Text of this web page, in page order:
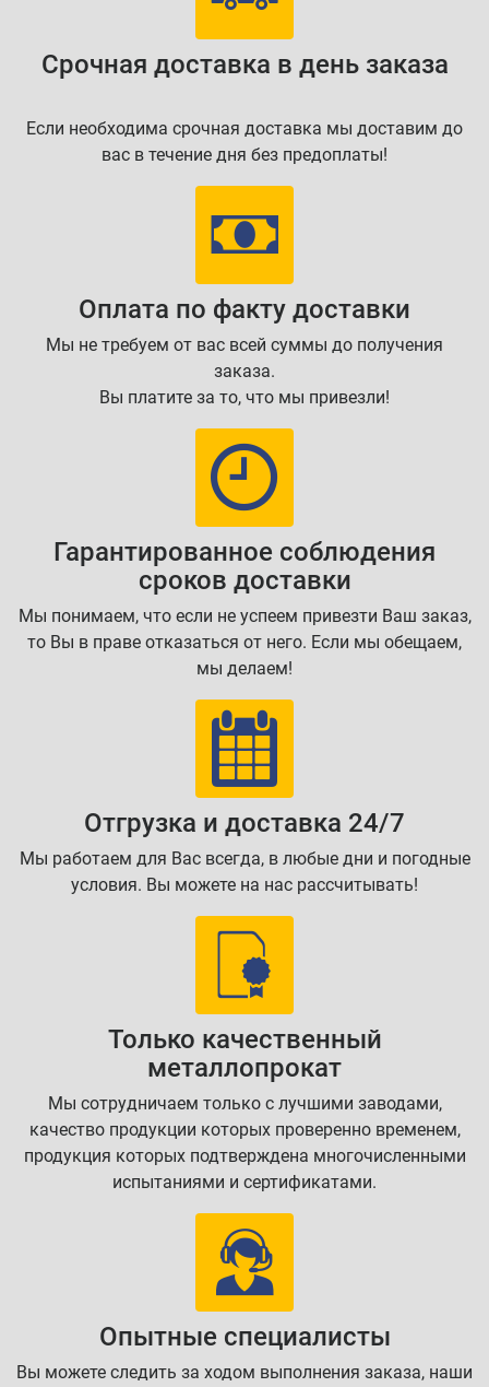
Срочная доставка в день заказа
Если необходима срочная доставка мы доставим до
вас в течение дня без предоплаты!
Оплата по факту доставки
Мы не требуем от вас всей суммы до получения
заказа.
Вы платите за то, что мы привезли!
Гарантированное соблюдения
сроков доставки
Мы понимаем, что если не успеем привезти Ваш заказ,
то Вы в праве отказаться от него. Если мы обещаем,
мы делаем!
Отгрузка и доставка 24/7
Мы работаем для Вас всегда, в любые дни и погодные
условия. Вы можете на нас рассчитывать!
Только качественный
металлопрокат
Мы сотрудничаем только с лучшими заводами,
качество продукции которых проверенно временем,
продукция которых подтверждена многочисленными
испытаниями и сертификатами.
Опытные специалисты
Вы можете следить за ходом выполнения заказа, наши